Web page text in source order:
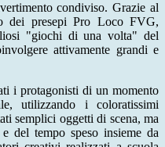
condiviso. Grazie al
dei presepi Pro Loco FVG,
"giochi di una volta" del
attivamente grandi e
i protagonisti di un momento
utilizzando i coloratissimi
semplici oggetti di scena, ma
del tempo speso insieme da